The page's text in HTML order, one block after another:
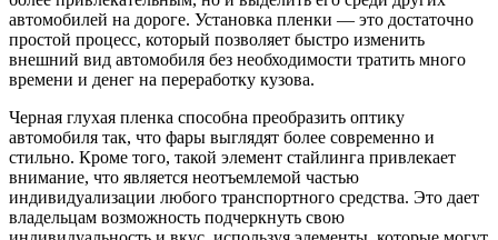
автомобилей на дороге. Установка пленки — это достаточно
простой процесс, который позволяет быстро изменить
внешний вид автомобиля без необходимости тратить много
времени и денег на переработку кузова.
Черная глухая пленка способна преобразить оптику
автомобиля так, что фары выглядят более современно и
стильно. Кроме того, такой элемент стайлинга привлекает
внимание, что является неотъемлемой частью
индивидуализации любого транспортного средства. Это дает
владельцам возможность подчеркнуть свою